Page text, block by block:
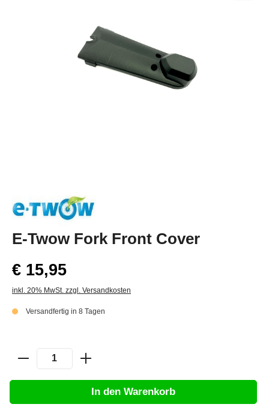
E-Twow Fork Front Cover
€ 15,95
inkl. 20% MwSt. zzgl. Versandkosten
Versandfertig in 8 Tagen
In den Warenkorb